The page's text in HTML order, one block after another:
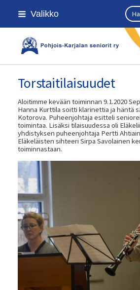
Siirry
sivun
Valikko
Kansallinen
Torstaitilaisuudet
Aloitimme kevään toiminnan 9.1.2020
Hanna Kurttila soitti klarinettia ja häntä
Kotorova. Puheenjohtaja esitteli
toimintaa. Lisäksi tilaisuudessa oli
yhdistyksen puheenjohtaja Pertti
Eläkeläisten sihteeri Sirpa Savolainen
toiminnastaan.